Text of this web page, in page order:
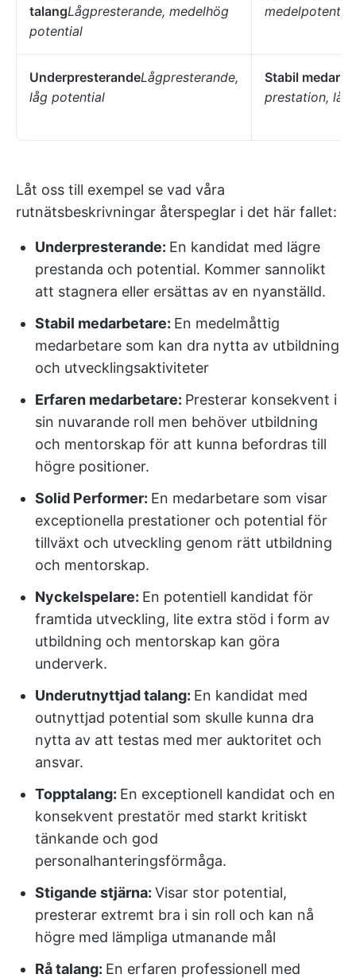
talangLågpresterande, medelhög
potential
medelpotential
UnderpresterandeLågpresterande,
låg potential
Stabil
prestation, låg
Låt oss till exempel se vad våra
rutnätsbeskrivningar återspeglar i det här fallet:
Underpresterande: En kandidat med lägre
prestanda och potential. Kommer sannolikt
att stagnera eller ersättas av en nyanställd.
Stabil medarbetare: En medelmåttig
medarbetare som kan dra nytta av utbildning
och utvecklingsaktiviteter
Erfaren medarbetare: Presterar konsekvent i
sin nuvarande roll men behöver utbildning
och mentorskap för att kunna befordras till
högre positioner.
Solid Performer: En medarbetare som visar
exceptionella prestationer och potential för
tillväxt och utveckling genom rätt utbildning
och mentorskap.
Nyckelspelare: En potentiell kandidat för
framtida utveckling, lite extra stöd i form av
utbildning och mentorskap kan göra
underverk.
Underutnyttjad talang: En kandidat med
outnyttjad potential som skulle kunna dra
nytta av att testas med mer auktoritet och
ansvar.
Topptalang: En exceptionell kandidat och en
konsekvent prestatör med starkt kritiskt
tänkande och god
personalhanteringsförmåga.
Stigande stjärna: Visar stor potential,
presterar extremt bra i sin roll och kan nå
högre med lämpliga utmanande mål
Rå talang: En erfaren professionell med